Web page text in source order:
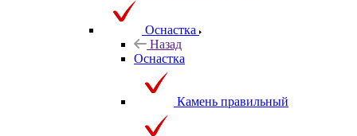
Оснастка
Назад
Оснастка
Камень правильный